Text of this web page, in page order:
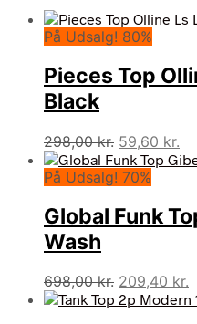
På Udsalg! 80%
Pieces Top
Black
298,00kr. Den
oprindelige
pris
298,00 kr..
59,60 kr.
På Udsalg! 70%
Global Funk
Wash
698,00kr. Den
oprindelige
209,40 kr.